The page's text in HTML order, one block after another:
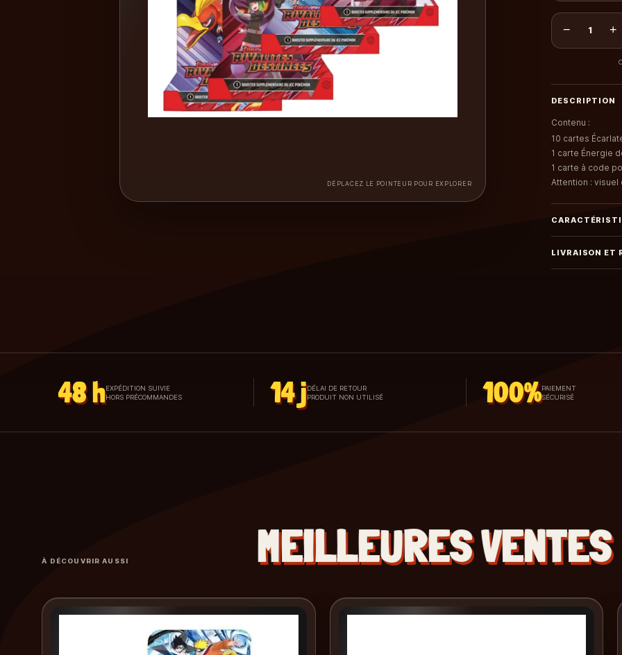
DÉPLACEZ LE POINTEUR POUR EXPLORER
− 1 +
DESCRIPTION
Contenu :
10 cartes
1 carte Énergie
1 carte à code
Attention :
LIVRAISON ET
48 hEXPÉDITION SUIVIE
HORS PRÉCOMMANDES
14 jDÉLAI DE RETOUR
PRODUIT NON UTILISÉ
100%PAIEMENT
SÉCURISÉ
À DÉCOUVRIR AUSSI MEILLEURES VENTES